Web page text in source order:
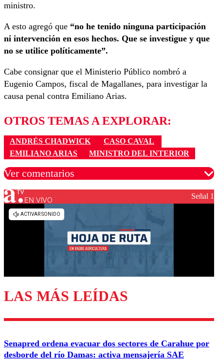
ministro.
A esto agregó que “no he tenido ninguna participación
ni intervención en esos hechos. Que se investigue y que
no se utilice políticamente”.
Cabe consignar que el Ministerio Público nombró a
Eugenio Campos, fiscal de Magallanes, para investigar la
causa penal contra Emiliano Arias.
OTROS TEMAS A EXPLORAR:
ANDRÉS CHADWICK
CASO CAVAL
EMILIANO ARIAS
MINISTRO DEL INTERIOR
Ver comentarios
Los comentarios son moderados para garantizar un
Enviar comentario
EN VIVO Señal 1
LAS MÁS LEÍDAS
Senapred ordena evacuar dos sectores de Carahue por
desborde del río Damas: activa mensajería SAE